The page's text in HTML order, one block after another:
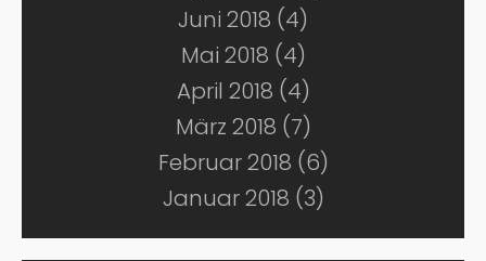
Juni 2018 (4)
Mai 2018 (4)
April 2018 (4)
März 2018 (7)
Februar 2018 (6)
Januar 2018 (3)